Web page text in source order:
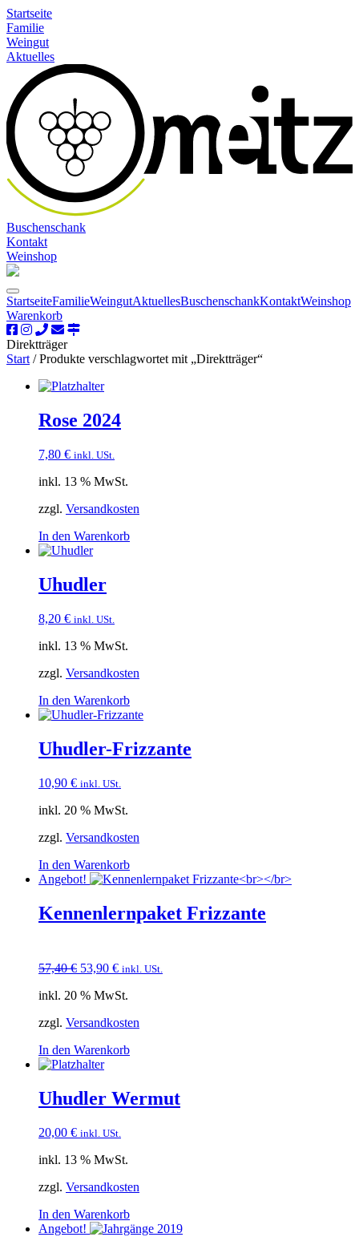
Startseite
Familie
Weingut
Aktuelles
Buschenschank
Kontakt
Weinshop
StartseiteFamilieWeingutAktuellesBuschenschankKontaktWeinshop
Warenkorb
Direktträger
Start / Produkte verschlagwortet mit „Direktträger“
Rose 2024
7,80 € inkl. USt.
inkl. 13 % MwSt.
zzgl. Versandkosten
In den Warenkorb
Uhudler
8,20 € inkl. USt.
inkl. 13 % MwSt.
zzgl. Versandkosten
In den Warenkorb
Uhudler-Frizzante
10,90 € inkl. USt.
inkl. 20 % MwSt.
zzgl. Versandkosten
In den Warenkorb
Angebot!
Kennenlernpaket Frizzante
57,40€ Ursprünglicher
war:
53,90 €Aktueller
ist:
inkl. USt.
inkl. 20 % MwSt.
zzgl. Versandkosten
In den Warenkorb
Uhudler Wermut
20,00 € inkl. USt.
inkl. 13 % MwSt.
zzgl. Versandkosten
In den Warenkorb
Angebot!